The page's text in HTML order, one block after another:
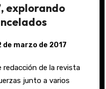
explorando
de marzo de 2017
junto a varios